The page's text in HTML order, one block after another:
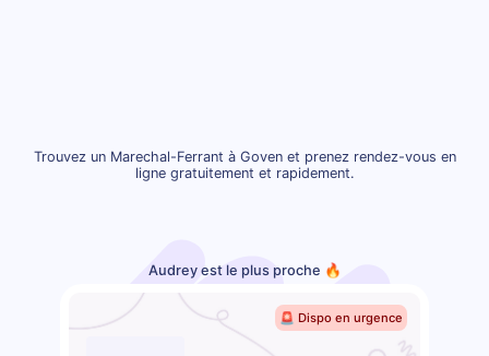
Trouvez un Marechal-Ferrant à Goven et prenez rendez-vous en
ligne gratuitement et rapidement.
Audrey est le plus proche 🔥
🚨 Dispo en urgence